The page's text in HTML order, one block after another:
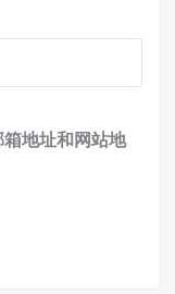
地址和网站地